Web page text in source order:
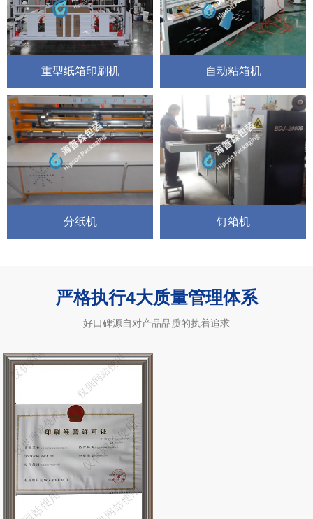
重型纸箱印刷机 自动粘箱机
分纸机 钉箱机
严格执行4大质量管理体系
好口碑源自对产品品质的执着追求